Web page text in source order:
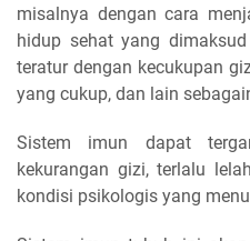
misalnya dengan cara
hidup sehat yang
teratur dengan kecukupan
yang cukup, dan lain
Sistem imun dapat
kekurangan gizi, terlalu
kondisi psikologis yang